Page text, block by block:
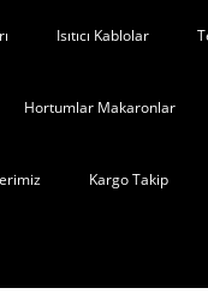
Isıtıcı Kablolar
Hortumlar Makaronlar
Kargo Takip